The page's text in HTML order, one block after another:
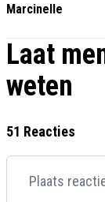
Marcinelle
Laat
weten
51 Reacties